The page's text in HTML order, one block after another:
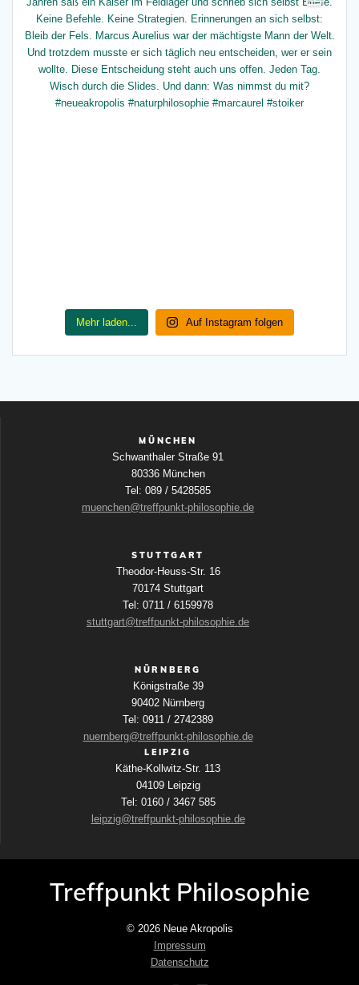
Mehr laden... Auf Instagram folgen
MÜNCHEN
Schwanthaler Straße 91
80336 München
Tel: 089 / 5428585
muenchen@treffpunkt-philosophie.de
STUTTGART
Theodor-Heuss-Str. 16
70174 Stuttgart
Tel: 0711 / 6159978
stuttgart@treffpunkt-philosophie.de
NÜRNBERG
Königstraße 39
90402 Nürnberg
Tel: 0911 / 2742389
nuernberg@treffpunkt-philosophie.de
LEIPZIG
Käthe-Kollwitz-Str. 113
04109 Leipzig
Tel: 0160 / 3467 585
leipzig@treffpunkt-philosophie.de
Treffpunkt Philosophie
© 2026 Neue Akropolis
Impressum
Datenschutz